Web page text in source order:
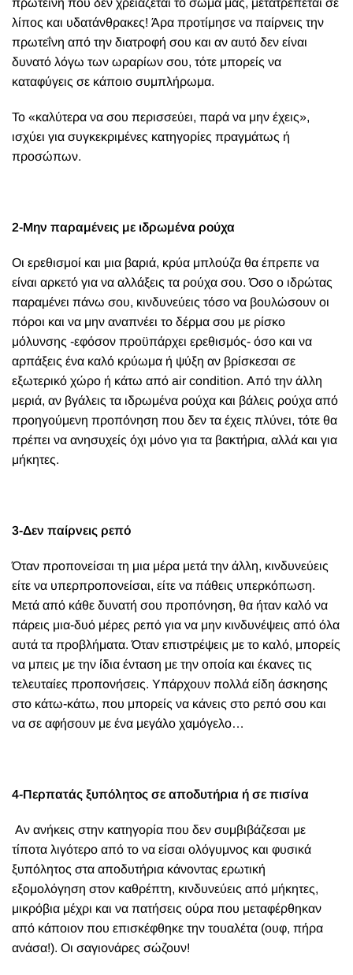
πρωτεΐνη που δεν χρειάζεται το σώμα μας, μετατρέπεται σε
λίπος και υδατάνθρακες! Άρα προτίμησε να παίρνεις την
πρωτεΐνη από την διατροφή σου και αν αυτό δεν είναι
δυνατό λόγω των ωραρίων σου, τότε μπορείς να
καταφύγεις σε κάποιο συμπλήρωμα.
Το «καλύτερα να σου περισσεύει, παρά να μην έχεις»,
ισχύει για συγκεκριμένες κατηγορίες πραγμάτως ή
προσώπων.
2-Μην παραμένεις με ιδρωμένα ρούχα
Οι ερεθισμοί και μια βαριά, κρύα μπλούζα θα έπρεπε να
είναι αρκετό για να αλλάξεις τα ρούχα σου. Όσο ο ιδρώτας
παραμένει πάνω σου, κινδυνεύεις τόσο να βουλώσουν οι
πόροι και να μην αναπνέει το δέρμα σου με ρίσκο
μόλυνσης -εφόσον προϋπάρχει ερεθισμός- όσο και να
αρπάξεις ένα καλό κρύωμα ή ψύξη αν βρίσκεσαι σε
εξωτερικό χώρο ή κάτω από air condition. Από την άλλη
μεριά, αν βγάλεις τα ιδρωμένα ρούχα και βάλεις ρούχα από
προηγούμενη προπόνηση που δεν τα έχεις πλύνει, τότε θα
πρέπει να ανησυχείς όχι μόνο για τα βακτήρια, αλλά και για
μήκητες.
3-Δεν παίρνεις ρεπό
Όταν προπονείσαι τη μια μέρα μετά την άλλη, κινδυνεύεις
είτε να υπερπροπονείσαι, είτε να πάθεις υπερκόπωση.
Μετά από κάθε δυνατή σου προπόνηση, θα ήταν καλό να
πάρεις μια-δυό μέρες ρεπό για να μην κινδυνέψεις από όλα
αυτά τα προβλήματα. Όταν επιστρέψεις με το καλό, μπορείς
να μπεις με την ίδια ένταση με την οποία και έκανες τις
τελευταίες προπονήσεις. Υπάρχουν πολλά είδη άσκησης
στο κάτω-κάτω, που μπορείς να κάνεις στο ρεπό σου και
να σε αφήσουν με ένα μεγάλο χαμόγελο…
4-Περπατάς ξυπόλητος σε αποδυτήρια ή σε πισίνα
Αν ανήκεις στην κατηγορία που δεν συμβιβάζεσαι με
τίποτα λιγότερο από το να είσαι ολόγυμνος και φυσικά
ξυπόλητος στα αποδυτήρια κάνοντας ερωτική
εξομολόγηση στον καθρέπτη, κινδυνεύεις από μήκητες,
μικρόβια μέχρι και να πατήσεις ούρα που μεταφέρθηκαν
από κάποιον που επισκέφθηκε την τουαλέτα (ουφ, πήρα
ανάσα!). Οι σαγιονάρες σώζουν!